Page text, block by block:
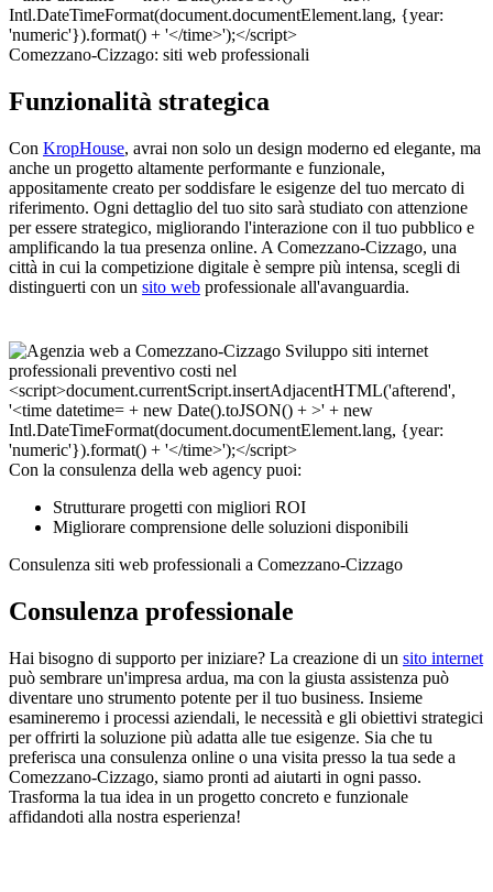
Comezzano-Cizzago: siti web professionali
Funzionalità strategica
Con KropHouse, avrai non solo un design moderno ed elegante, ma
anche un progetto altamente performante e funzionale,
appositamente creato per soddisfare le esigenze del tuo mercato di
riferimento. Ogni dettaglio del tuo sito sarà studiato con attenzione
per essere strategico, migliorando l'interazione con il tuo pubblico e
amplificando la tua presenza online. A Comezzano-Cizzago, una
città in cui la competizione digitale è sempre più intensa, scegli di
distinguerti con un sito web professionale all'avanguardia.
Con la consulenza della web agency puoi:
Strutturare progetti con migliori ROI
Migliorare comprensione delle soluzioni disponibili
Consulenza siti web professionali a Comezzano-Cizzago
Consulenza professionale
Hai bisogno di supporto per iniziare? La creazione di un sito internet
può sembrare un'impresa ardua, ma con la giusta assistenza può
diventare uno strumento potente per il tuo business. Insieme
esamineremo i processi aziendali, le necessità e gli obiettivi strategici
per offrirti la soluzione più adatta alle tue esigenze. Sia che tu
preferisca una consulenza online o una visita presso la tua sede a
Comezzano-Cizzago, siamo pronti ad aiutarti in ogni passo.
Trasforma la tua idea in un progetto concreto e funzionale
affidandoti alla nostra esperienza!